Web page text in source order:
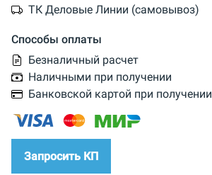
ТК Деловые Линии (самовывоз)
Способы оплаты
Безналичный расчет
Наличными при получении
Банковской картой при получении
Запросить КП